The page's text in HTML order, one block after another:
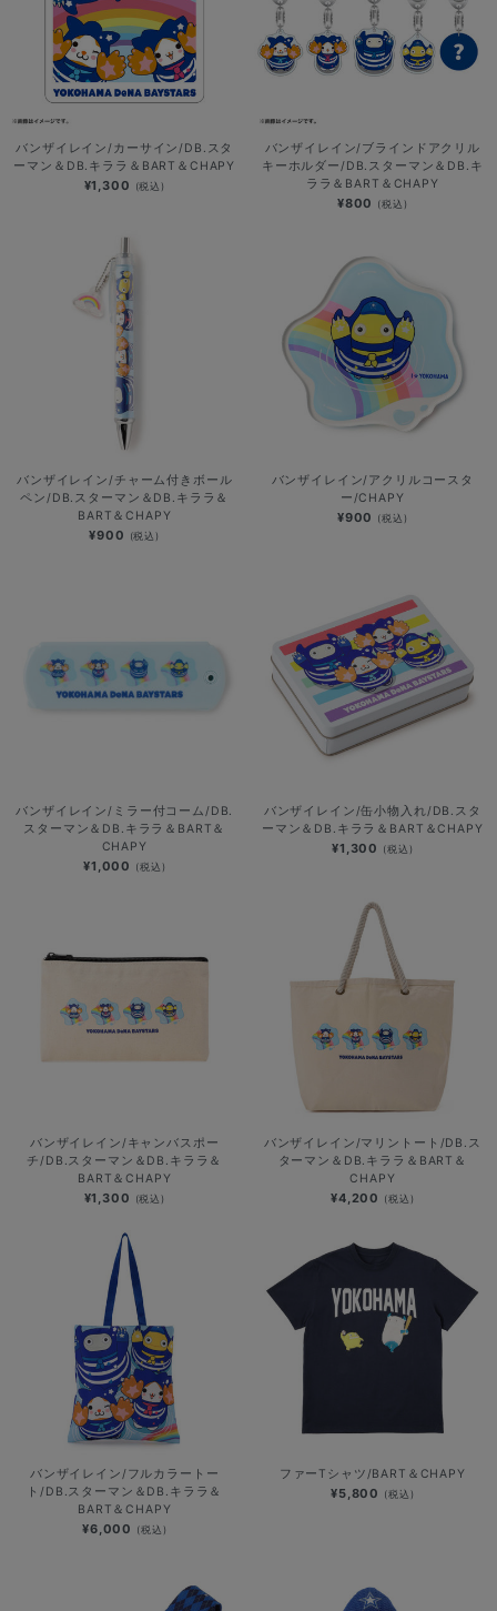
バンザイレイン/カーサイン/DB.スタ
ーマン＆DB.キララ＆BART＆CHAPY
¥1,300 (税込)
バンザイレイン/ブラインドアクリル
キーホルダー/DB.スターマン＆DB.キ
ララ＆BART＆CHAPY
¥800 (税込)
バンザイレイン/チャーム付きボール
ペン/DB.スターマン＆DB.キララ＆
BART＆CHAPY
¥900 (税込)
バンザイレイン/アクリルコースタ
ー/CHAPY
¥900 (税込)
バンザイレイン/ミラー付コーム/DB.
スターマン＆DB.キララ＆BART＆
CHAPY
¥1,000 (税込)
バンザイレイン/缶小物入れ/DB.スタ
ーマン＆DB.キララ＆BART＆CHAPY
¥1,300 (税込)
バンザイレイン/キャンバスポー
チ/DB.スターマン＆DB.キララ＆
BART＆CHAPY
¥1,300 (税込)
バンザイレイン/マリントート/DB.ス
ターマン＆DB.キララ＆BART＆
CHAPY
¥4,200 (税込)
バンザイレイン/フルカラートー
ト/DB.スターマン＆DB.キララ＆
BART＆CHAPY
¥6,000 (税込)
ファーTシャツ/BART＆CHAPY
¥5,800 (税込)